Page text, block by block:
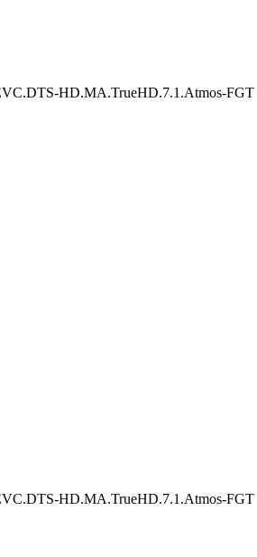
HD.MA.TrueHD.7.1.Atmos-FGT
HD.MA.TrueHD.7.1.Atmos-FGT